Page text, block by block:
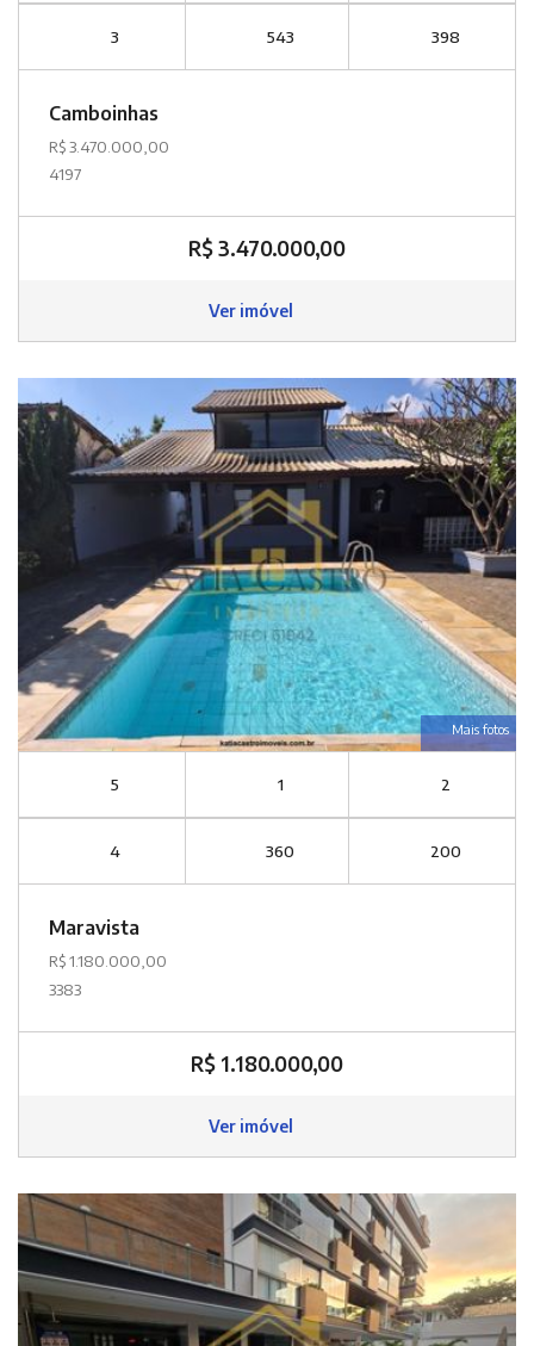
3 543 398
Camboinhas
R$ 3.470.000,00
4197
R$ 3.470.000,00
Ver imóvel
Mais fotos
5 1 2
4 360 200
Maravista
R$ 1.180.000,00
3383
R$ 1.180.000,00
Ver imóvel